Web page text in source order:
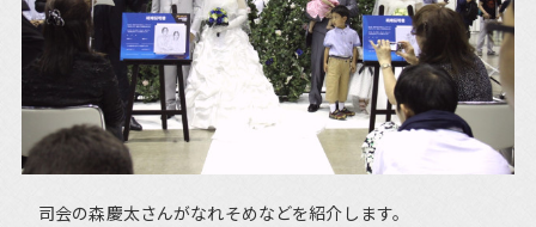
司会の森慶太さんがなれそめなどを紹介します。